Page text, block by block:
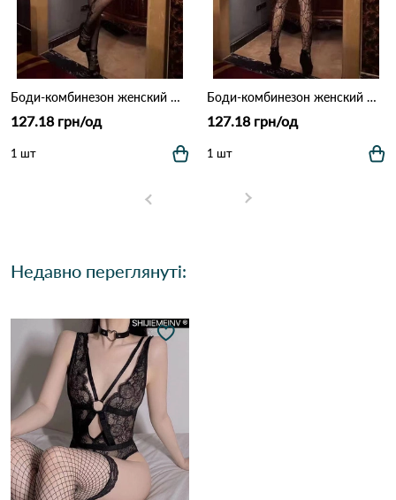
Боди-комбинезон женский DD014 Чорний
127.18 грн/од
1 шт
Боди-комбинезон женский DD001 Чорний
127.18 грн/од
1 шт
Недавно переглянуті: